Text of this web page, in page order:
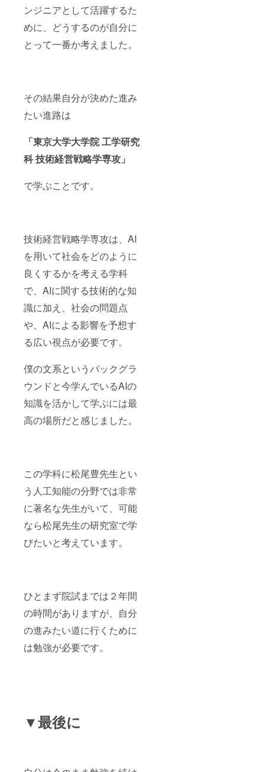
ンジニアとして活躍するた
めに、どうするのが自分に
とって一番か考えました。
その結果自分が決めた進み
たい進路は
「東京大学大学院 工学研究
科 技術経営戦略学専攻」
で学ぶことです。
技術経営戦略学専攻は、AI
を用いて社会をどのように
良くするかを考える学科
で、AIに関する技術的な知
識に加え、社会の問題点
や、AIによる影響を予想す
る広い視点が必要です。
僕の文系というバックグラ
ウンドと今学んでいるAIの
知識を活かして学ぶには最
高の場所だと感じました。
この学科に松尾豊先生とい
う人工知能の分野では非常
に著名な先生がいて、可能
なら松尾先生の研究室で学
びたいと考えています。
ひとまず院試までは２年間
の時間がありますが、自分
の進みたい道に行くために
は勉強が必要です。
▼最後に